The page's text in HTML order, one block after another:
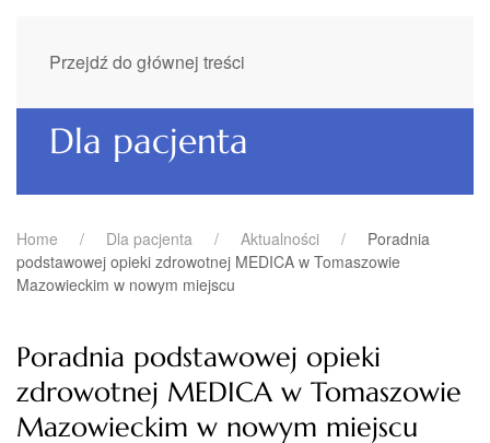
Przejdź do głównej treści
Dla pacjenta
Home Dla pacjenta Aktualności
Poradnia
podstawowej opieki zdrowotnej MEDICA w Tomaszowie
Mazowieckim w nowym miejscu
Poradnia podstawowej opieki
zdrowotnej MEDICA w Tomaszowie
Mazowieckim w nowym miejscu